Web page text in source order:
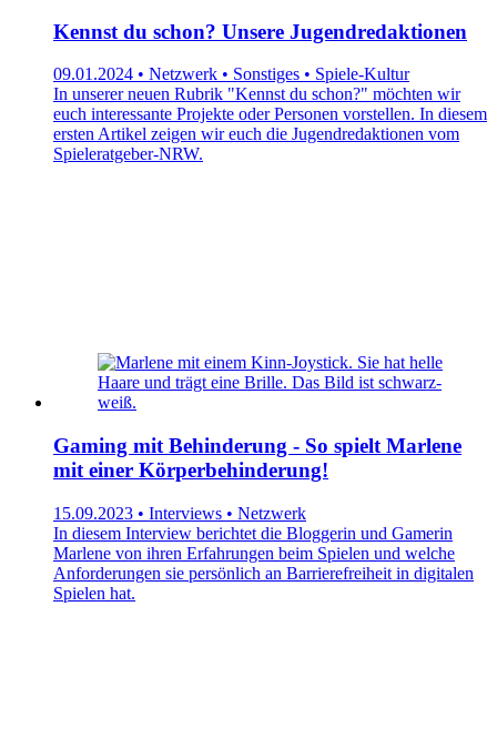
Kennst du schon? Unsere Jugendredaktionen
09.01.2024 • Netzwerk • Sonstiges • Spiele-Kultur
In unserer neuen Rubrik "Kennst du schon?" möchten wir
euch interessante Projekte oder Personen vorstellen. In diesem
ersten Artikel zeigen wir euch die Jugendredaktionen vom
Spieleratgeber-NRW.
Gaming mit Behinderung - So spielt Marlene
mit einer Körperbehinderung!
15.09.2023 • Interviews • Netzwerk
In diesem Interview berichtet die Bloggerin und Gamerin
Marlene von ihren Erfahrungen beim Spielen und welche
Anforderungen sie persönlich an Barrierefreiheit in digitalen
Spielen hat.